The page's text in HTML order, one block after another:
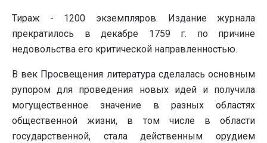
Тираж - 1200 экземпляров. Издание журнала
прекратилось в декабре 1759 г. по причине
недовольства его критической направленностью.
В век Просвещения литература сделалась основным
рупором для проведения новых идей и получила
могущественное значение в разных областях
общественной жизни, в том числе в области
государственной, стала действенным орудием